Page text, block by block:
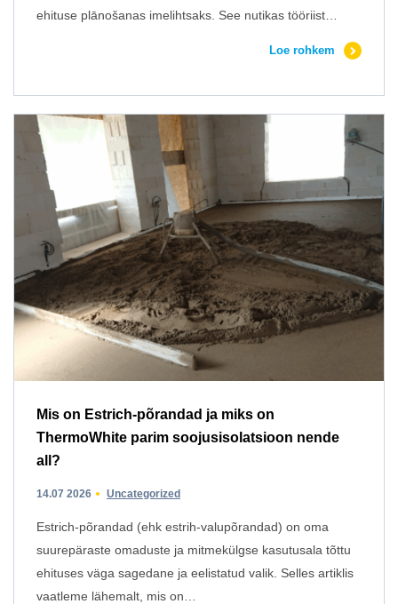
ehituse plānošanas imelihtsaks. See nutikas tööriist…
Loe rohkem
Mis on Estrich-põrandad ja miks on
ThermoWhite parim soojusisolatsioon nende
all?
14.07 2026 Uncategorized
Estrich-põrandad (ehk estrih-valupõrandad) on oma
suurepäraste omaduste ja mitmekülgse kasutusala tõttu
ehituses väga sagedane ja eelistatud valik. Selles artiklis
vaatleme lähemalt, mis on…